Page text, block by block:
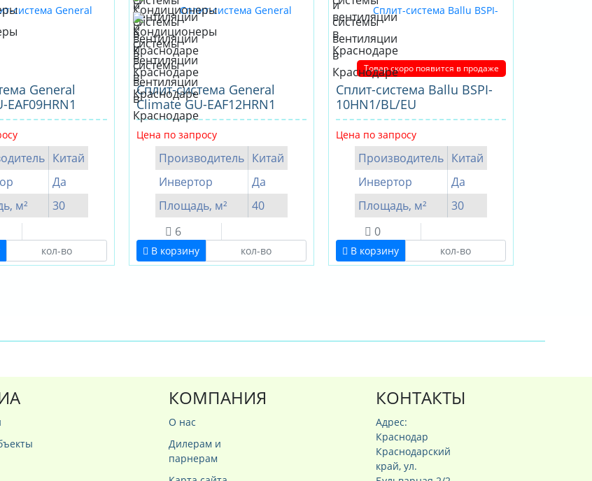
General
Китай
Да
м²
30
Cплит-система General
Climate GU-EAF12HRN1
Цена по запросу
Производитель Китай
Инвертор
Да
Площадь, м²
40
6
В корзину
Товар скоро появится в продаже
Сплит-система Ballu BSPI-
10HN1/BL/EU
Цена по запросу
Производитель Китай
Инвертор
Да
Площадь, м²
30
0
В корзину
КОМПАНИЯ
О нас
Дилерам и
парнерам
КОНТАКТЫ
Адрес:
Краснодар
Краснодарский
край, ул.